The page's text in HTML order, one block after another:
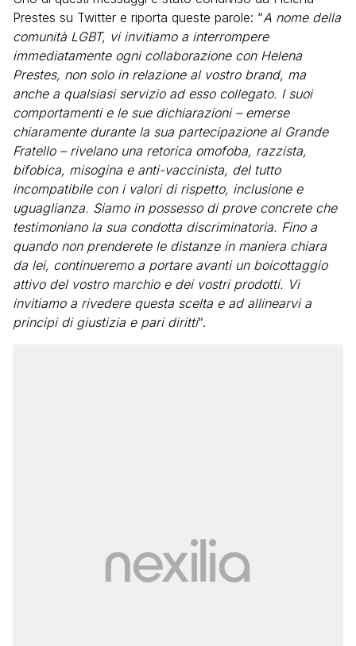
Prestes su Twitter e riporta queste parole: “A nome della
comunità LGBT, vi invitiamo a interrompere
immediatamente ogni collaborazione con Helena
Prestes, non solo in relazione al vostro brand, ma
anche a qualsiasi servizio ad esso collegato. I suoi
comportamenti e le sue dichiarazioni – emerse
chiaramente durante la sua partecipazione al Grande
Fratello – rivelano una retorica omofoba, razzista,
bifobica, misogina e anti-vaccinista, del tutto
incompatibile con i valori di rispetto, inclusione e
uguaglianza. Siamo in possesso di prove concrete che
testimoniano la sua condotta discriminatoria. Fino a
quando non prenderete le distanze in maniera chiara
da lei, continueremo a portare avanti un boicottaggio
attivo del vostro marchio e dei vostri prodotti. Vi
invitiamo a rivedere questa scelta e ad allinearvi a
principi di giustizia e pari diritti“.